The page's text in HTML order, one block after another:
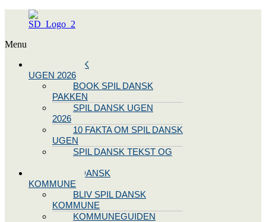
Menu
SPIL DANSK
UGEN 2026
BOOK SPIL DANSK
PAKKEN
SPIL DANSK UGEN
2026
10 FAKTA OM SPIL DANSK
UGEN
SPIL DANSK TEKST OG
BLIV SPIL DANSK
KOMMUNE
BLIV SPIL DANSK
KOMMUNE
KOMMUNEGUIDEN